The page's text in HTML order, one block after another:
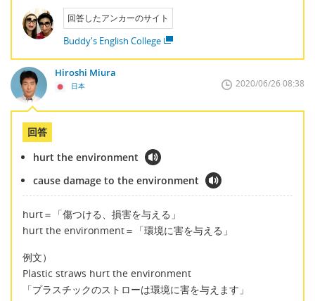
回答したアンカーのサイト
Buddy's English College
Hiroshi Miura
日本 2020/06/26 08:38
回答
hurt the environment
cause damage to the environment
hurt＝「傷つける、損害を与える」
hurt the environment＝「環境に害を与える」
例文）
Plastic straws hurt the environment
「プラスチックのストローは環境に害を与えます」